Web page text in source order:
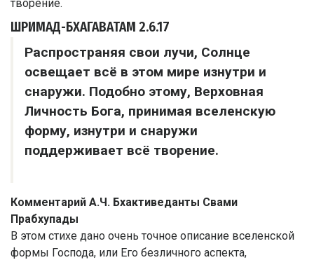
ШРИМАД-БХАГАВАТАМ 2.6.17
Распространяя свои лучи, Солнце
освещает всё в этом мире изнутри и
снаружи. Подобно этому, Верховная
Личность Бога, принимая вселенскую
форму, изнутри и снаружи
поддерживает всё творение.
Комментарий А.Ч. Бхактиведанты Свами
Прабхупады
В этом стихе дано очень точное описание вселенской
формы Господа, или Его безличного аспекта,